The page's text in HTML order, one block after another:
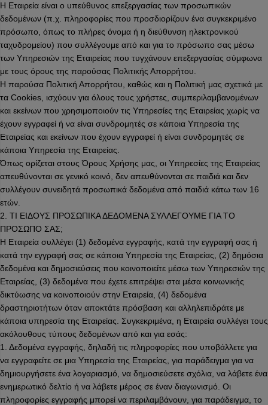
Η Εταιρεία είναι ο υπεύθυνος επεξεργασίας των προσωπικών
δεδομένων (π.χ. πληροφορίες που προσδιορίζουν ένα συγκεκριμένο
πρόσωπο, όπως το πλήρες όνομα ή η διεύθυνση ηλεκτρονικού
ταχυδρομείου) που συλλέγουμε από και για το πρόσωπο σας μέσω
των Υπηρεσιών της Εταιρείας που τυγχάνουν επεξεργασίας σύμφωνα
με τους όρους της παρούσας Πολιτικής Απορρήτου.
Η παρούσα Πολιτική Απορρήτου, καθώς και η Πολιτική μας σχετικά με
τα Cookies, ισχύουν για όλους τους χρήστες, συμπεριλαμβανομένων
και εκείνων που χρησιμοποιούν τις Υπηρεσίες της Εταιρείας χωρίς να
έχουν εγγραφεί ή να είναι συνδρομητές σε κάποια Υπηρεσία της
Εταιρείας και εκείνων που έχουν εγγραφεί ή είναι συνδρομητές σε
κάποια Υπηρεσία της Εταιρείας.
Όπως ορίζεται στους Όρους Χρήσης μας, οι Υπηρεσίες της Εταιρείας
απευθύνονται σε γενικό κοινό, δεν απευθύνονται σε παιδιά και δεν
συλλέγουν συνειδητά προσωπικά δεδομένα από παιδιά κάτω των 16
ετών.
2. ΤΙ ΕΙΔΟΥΣ ΠΡΟΣΩΠΙΚΑ ΔΕΔΟΜΕΝΑ ΣΥΛΛΕΓΟΥΜΕ ΓΙΑ ΤΟ
ΠΡΟΣΩΠΟ ΣΑΣ;
Η Εταιρεία συλλέγει (1) δεδομένα εγγραφής, κατά την εγγραφή σας ή
κατά την εγγραφή σας σε κάποια Υπηρεσία της Εταιρείας, (2) δημόσια
δεδομένα και δημοσιεύσεις που κοινοποιείτε μέσω των Υπηρεσιών της
Εταιρείας, (3) δεδομένα που έχετε επιτρέψει στα μέσα κοινωνικής
δικτύωσης να κοινοποιούν στην Εταιρεία, (4) δεδομένα
δραστηριοτήτων όταν αποκτάτε πρόσβαση και αλληλεπιδράτε με
κάποια υπηρεσία της Εταιρείας. Συγκεκριμένα, η Εταιρεία συλλέγει τους
ακόλουθους τύπους δεδομένων από και για εσάς:
1. Δεδομένα εγγραφής, δηλαδή τις πληροφορίες που υποβάλλετε για
να εγγραφείτε σε μια Υπηρεσία της Εταιρείας, για παράδειγμα για να
δημιουργήσετε ένα λογαριασμό, να δημοσιεύσετε σχόλια, να λάβετε ένα
ενημερωτικό δελτίο ή να λάβετε μέρος σε έναν διαγωνισμό. Οι
πληροφορίες εγγραφής μπορεί να περιλαμβάνουν, για παράδειγμα, το